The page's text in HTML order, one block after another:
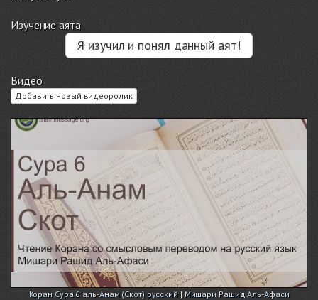
Изучение аята
Я изучил и понял данный аят!
Видео
Добавить новый видеоролик
Коран Сура 6 аль-Анам (Скот) русский | Мишари Рашид Аль-Афаси